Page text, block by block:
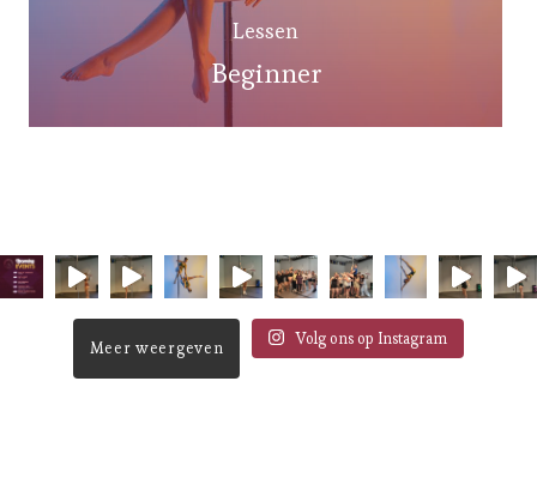
Lessen
Beginner
Meer weergeven Volg ons op Instagram